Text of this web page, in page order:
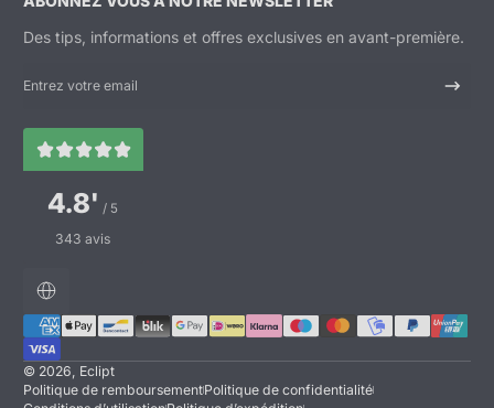
Des tips, informations et offres exclusives en avant-première.
Entrez votre email
4.8' / 5
343 avis
Localisation
Méthodes de paiement
© 2026, Eclipt
Politique de remboursementPolitique de confidentialité